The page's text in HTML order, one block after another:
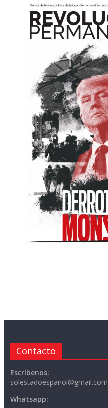
Contacto
Escríbenos:
solestadoespanol@gmail.com
Whatsapp: